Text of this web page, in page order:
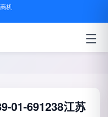
机
☰
01-691238江苏